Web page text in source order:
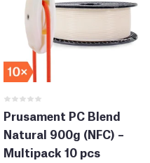
Prusament PC Blend
Natural 900g (NFC) –
Multipack 10 pcs